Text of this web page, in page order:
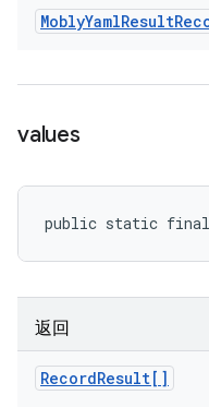
MoblyYamlResult
values
public static final
返回
RecordResult[]